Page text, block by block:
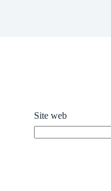
Site web